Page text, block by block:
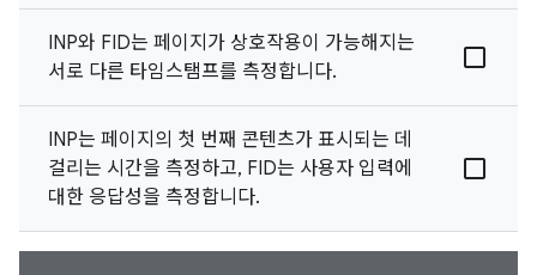
INP와 FID는 페이지가 상호작용이 가능해지는
서로 다른 타임스탬프를 측정합니다.
INP는 페이지의 첫 번째 콘텐츠가 표시되는 데
걸리는 시간을 측정하고, FID는 사용자 입력에
대한 응답성을 측정합니다.